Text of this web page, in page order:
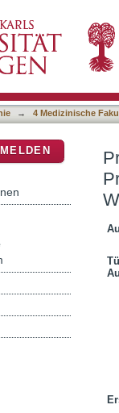
Impairment
→ 4 Medizinische